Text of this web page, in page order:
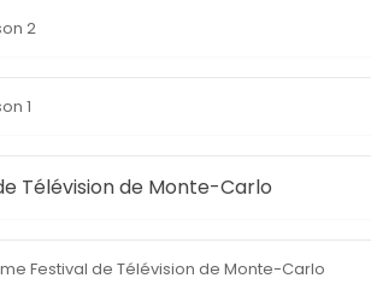
2
1
Télévision de Monte-Carlo
Festival de Télévision de Monte-Carlo